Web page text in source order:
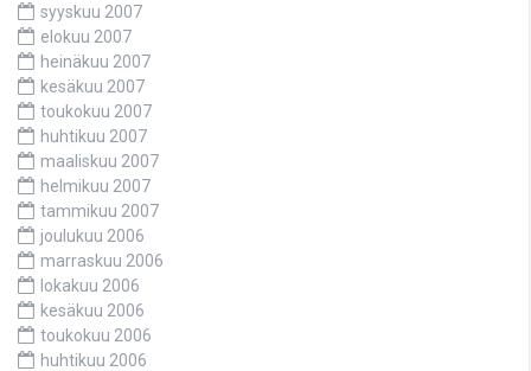
syyskuu 2007
elokuu 2007
heinäkuu 2007
kesäkuu 2007
toukokuu 2007
huhtikuu 2007
maaliskuu 2007
helmikuu 2007
tammikuu 2007
joulukuu 2006
marraskuu 2006
lokakuu 2006
kesäkuu 2006
toukokuu 2006
huhtikuu 2006